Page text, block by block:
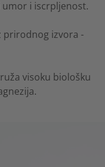
i iscrpljenost.
prirodnog izvora -
visoku biološku